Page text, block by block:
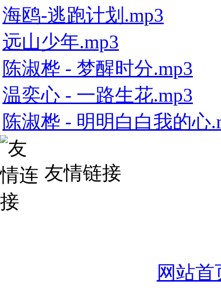
海鸥-逃跑计划.mp3
远山少年.mp3
陈淑桦 - 梦醒时分.mp3
温奕心 - 一路生花.mp3
陈淑桦 - 明明白白我的心
友情链接
网站首